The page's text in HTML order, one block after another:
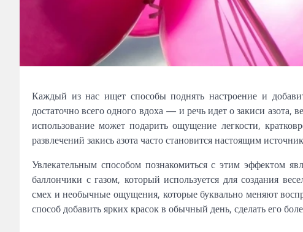
Каждый из нас ищет способы поднять настроение и
достаточно всего одного вдоха — и речь идет о закиси азота,
использование может подарить ощущение легкости,
развлечений закись азота часто становится настоящим
Увлекательным способом познакомиться с этим эффектом
баллончики с газом, который используется для создания
смех и необычные ощущения, которые буквально меняют
способ добавить ярких красок в обычный день, сделать его